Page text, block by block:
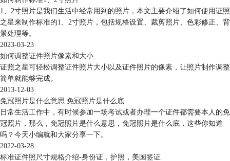
1、2寸照片是我们生活中经常用到的照片，本文主要介绍了如何使用证照
之星来制作标准的1、2寸照片，包括规格设置、裁剪照片、色彩修正、背
景处理等。
2023-03-23
如何调整证件照片像素和大小
证照之星可轻松调整证件照片大小以及证件照片的像素，让照片制作调整
简单就能够完成。
2013-12-03
免冠照片是什么意思 免冠照片是什么底
日常生活工作中，有时候参加一场考试或者办理一个证件都需要本人的免
冠照片，那么，免冠照片是什么意思，免冠照片是什么底，这些你知道
吗？今天小编就和大家分享一下。
2022-03-28
标准证件照尺寸规格介绍-身份证，护照，美国签证